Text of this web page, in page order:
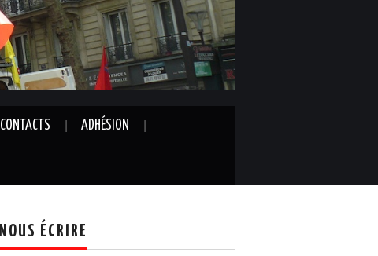
CONTACTS ADHÉSION
NOUS ÉCRIRE